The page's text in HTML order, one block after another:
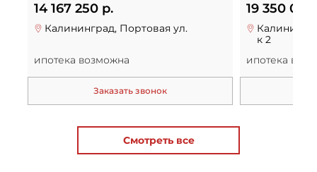
14 167 250 р.
Калининград, Портовая ул.
ипотека возможна
Заказать звонок
19 350
к 2
ипотека
Смотреть все